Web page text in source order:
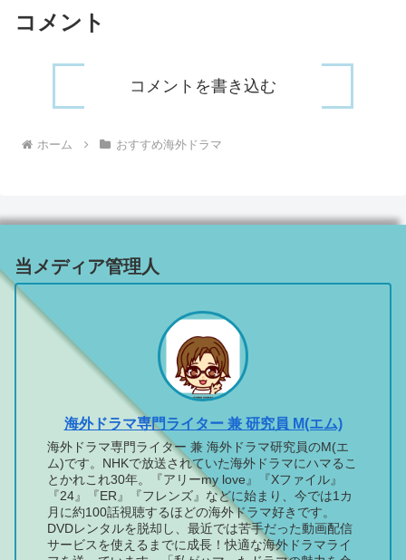
コメント
コメントを書き込む
ホーム おすすめ海外ドラマ
当メディア管理人
海外ドラマ専門ライター 兼 研究員 M(エム)
海外ドラマ専門ライター 兼 海外ドラマ研究員のM(エ
ム)です。NHKで放送されていた海外ドラマにハマるこ
とかれこれ30年。『アリーmy love』『Xファイル』
『24』『ER』『フレンズ』などに始まり、今では1カ
月に約100話視聴するほどの海外ドラマ好きです。
DVDレンタルを脱却し、最近では苦手だった動画配信
サービスを使えるまでに成長！快適な海外ドラマライ